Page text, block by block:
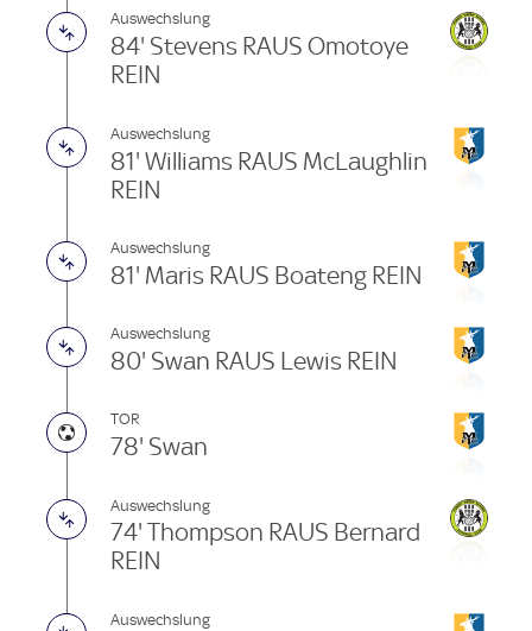
Auswechslung
84' Stevens RAUS Omotoye
REIN
Auswechslung
81' Williams RAUS McLaughlin
REIN
Auswechslung
81' Maris RAUS Boateng REIN
Auswechslung
80' Swan RAUS Lewis REIN
TOR
78' Swan
Auswechslung
74' Thompson RAUS Bernard
REIN
Auswechslung